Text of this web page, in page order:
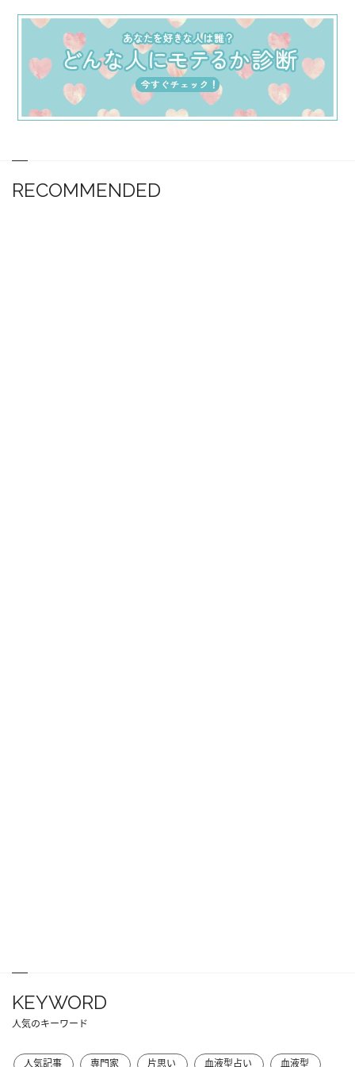
RECOMMENDED
KEYWORD
人気のキーワード
人気記事 専門家 片思い 血液型占い 血液型